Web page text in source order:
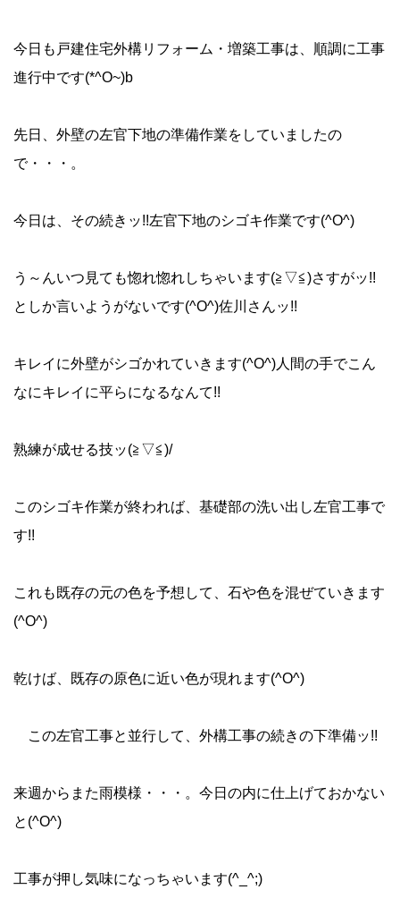
今日も戸建住宅外構リフォーム・増築工事は、順調に工事
進行中です(*^O~)b
先日、外壁の左官下地の準備作業をしていましたの
で・・・。
今日は、その続きッ!!左官下地のシゴキ作業です(^O^)
う～んいつ見ても惚れ惚れしちゃいます(≧▽≦)さすがッ!!
としか言いようがないです(^O^)佐川さんッ!!
キレイに外壁がシゴかれていきます(^O^)人間の手でこん
なにキレイに平らになるなんて!!
熟練が成せる技ッ(≧▽≦)/
このシゴキ作業が終われば、基礎部の洗い出し左官工事で
す!!
これも既存の元の色を予想して、石や色を混ぜていきます
(^O^)
乾けば、既存の原色に近い色が現れます(^O^)
この左官工事と並行して、外構工事の続きの下準備ッ!!
来週からまた雨模様・・・。今日の内に仕上げておかない
と(^O^)
工事が押し気味になっちゃいます(^_^;)